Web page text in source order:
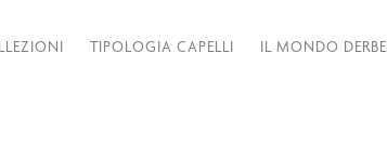
TIPOLOGIA CAPELLI IL MONDO DERBE